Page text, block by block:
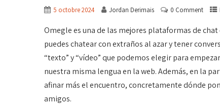
5 octobre 2024 Jordan Derimais 0 Comment
Omegle es una de las mejores plataformas de
puedes chatear con extraños al azar y tener
“texto” y “vídeo” que podemos elegir para
nuestra misma lengua en la web. Además, en la
afinar más el encuentro, concretamente dónde
amigos.